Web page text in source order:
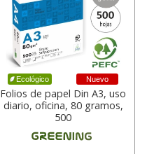
Ecológico Nuevo
Folios de papel Din A3, uso
diario, oficina, 80 gramos,
500